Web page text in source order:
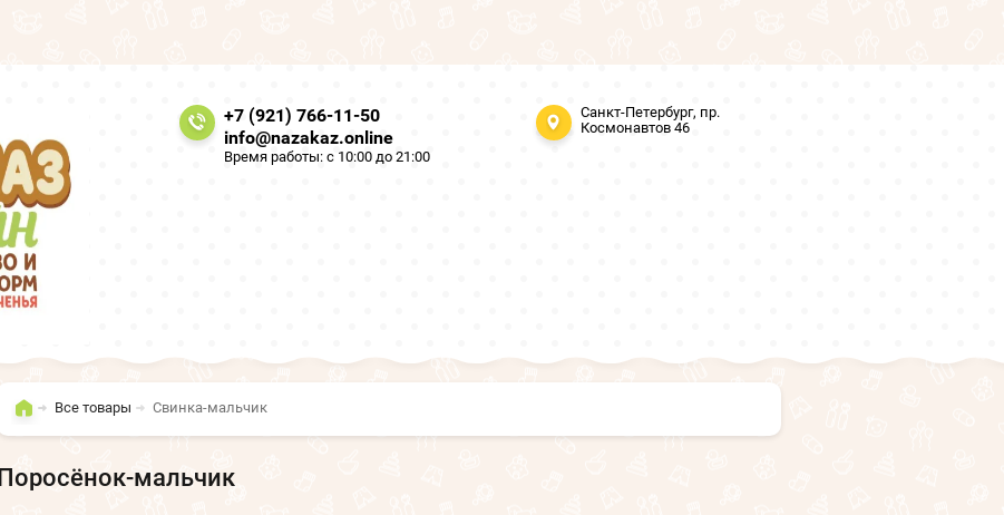
+7 (921) 766-11-50
info@nazakaz.online
Время работы: с 10:00 до 21:00
Санкт-Петербург, пр.
Космонавтов 46
Все товары Свинка-мальчик
Поросёнок-мальчик